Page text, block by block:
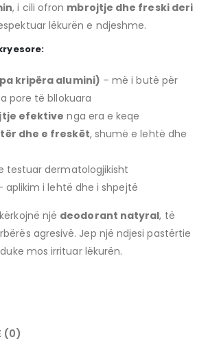
, i cili ofron mbrojtje dhe freski deri
lëkurën e ndjeshme.
kripëra alumini) – më i butë për
pore të bllokuara
efektive nga era e keqe
dhe e freskët, shumë e lehtë dhe
testuar dermatologjikisht
aplikim i lehtë dhe i shpejtë
një deodorant natyral, të
agresivë. Jep një ndjesi pastërtie
mos irrituar lëkurën.
(0)